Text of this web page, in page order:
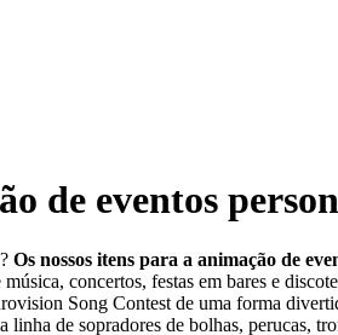
de eventos
Os nossos itens para a animação de
concertos, festas em bares e
Song Contest de uma forma
linha de sopradores de bolhas, perucas,